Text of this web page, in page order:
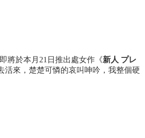
即將於本月 21 日推出處女作《新人 プレ
活來，楚楚可憐的哀叫呻吟，我整個硬